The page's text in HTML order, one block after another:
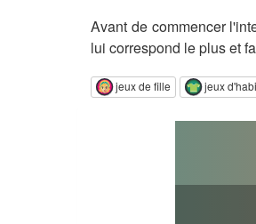
Avant de commencer
lui correspond le plus et
jeux de fille jeux